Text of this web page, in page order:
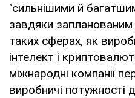
"сильнішими й
завдяки
таких сферах, як
інтелект і
міжнародні компанії
виробничі